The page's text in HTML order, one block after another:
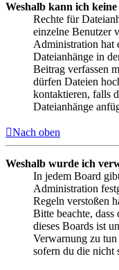
Weshalb kann ich
Rechte für
einzelne Benutzer
Administration hat
Dateianhänge in
Beitrag verfassen
dürfen Dateien
kontaktieren, falls
Dateianhänge
Nach oben
Weshalb wurde ich
In jedem Board
Administration
Regeln verstoßen
Bitte beachte,
dieses Boards ist
Verwarnung zu
sofern du die nicht